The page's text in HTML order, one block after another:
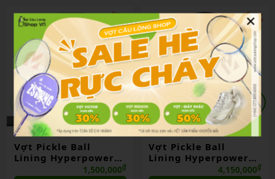
Vợt Pickle Ball
Lining Hyperpower
1,500,000₫
Vợt Pickle Ball
Lining Hyperpower
4,150,000₫
×